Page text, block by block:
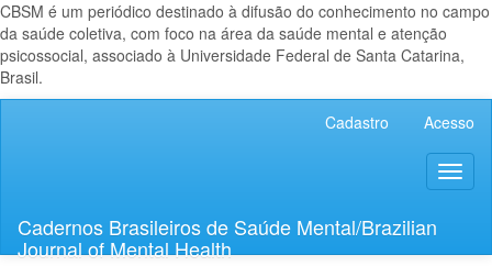
CBSM é um periódico destinado à difusão do conhecimento no campo
da saúde coletiva, com foco na área da saúde mental e atenção
psicossocial, associado à Universidade Federal de Santa Catarina,
Brasil.
Lateral
Cadastro Acesso
Cadernos Brasileiros de Saúde Mental/Brazilian
Journal of Mental Health